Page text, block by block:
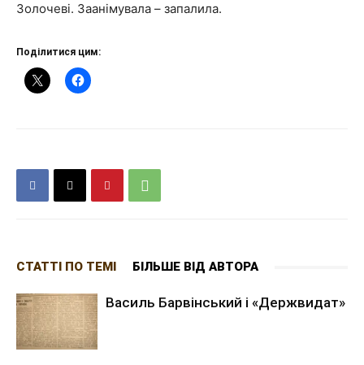
Золочеві. Заанімувала – запалила.
Поділитися цим:
СТАТТІ ПО ТЕМІ БІЛЬШЕ ВІД АВТОРА
Василь Барвінський і «Держвидат»